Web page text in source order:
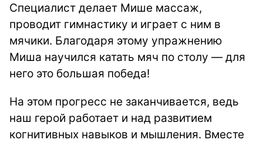
Специалист делает Мише массаж,
проводит гимнастику и играет с ним в
мячики. Благодаря этому упражнению
Миша научился катать мяч по столу — для
него это большая победа!
На этом прогресс не заканчивается, ведь
наш герой работает и над развитием
когнитивных навыков и мышления. Вместе